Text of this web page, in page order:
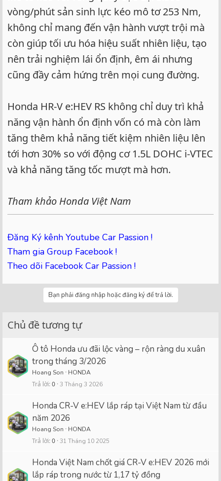
vòng/phút sản sinh lực kéo mô tơ 253 Nm,
không chỉ mang đến vận hành vượt trội mà
còn giúp tối ưu hóa hiệu suất nhiên liệu, tạo
nên trải nghiệm lái ổn định, êm ái nhưng
cũng đầy cảm hứng trên mọi cung đường.
Honda HR-V e:HEV RS không chỉ duy trì khả
năng vận hành ổn định vốn có mà còn làm
tăng thêm khả năng tiết kiệm nhiên liệu lên
tới hơn 30% so với động cơ 1.5L DOHC i-VTEC
và khả năng tăng tốc mượt mà hơn.
Tham khảo Honda Việt Nam
Đăng Ký kênh Youtube Car Passion !
Tham gia Group Facebook !
Theo dõi Facebook Car Passion !
Bạn phải đăng nhập hoặc đăng ký để trả lời.
Chủ đề tương tự
Ô tô Honda ưu đãi lộc vàng – rộn ràng du xuân
trong tháng 3/2026
Hoang Son HONDA
Trả lời 0 3 Tháng 3 2026
Honda CR-V e:HEV lắp ráp tại Việt Nam từ đầu
năm 2026
Hoang Son HONDA
Trả lời 0 31 Tháng 10 2025
Honda Việt Nam chốt giá CR-V e:HEV 2026 mới
lắp ráp trong nước từ 1,17 tỷ đồng